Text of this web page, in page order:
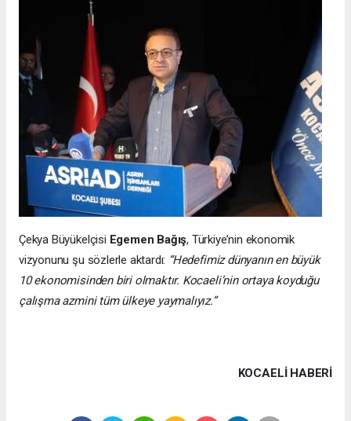
Çekya Büyükelçisi Egemen Bağış, Türkiye’nin ekonomik
vizyonunu şu sözlerle aktardı: “Hedefimiz dünyanın en büyük
10 ekonomisinden biri olmaktır. Kocaeli’nin ortaya koyduğu
çalışma azmini tüm ülkeye yaymalıyız.”
KOCAELI HABERİ